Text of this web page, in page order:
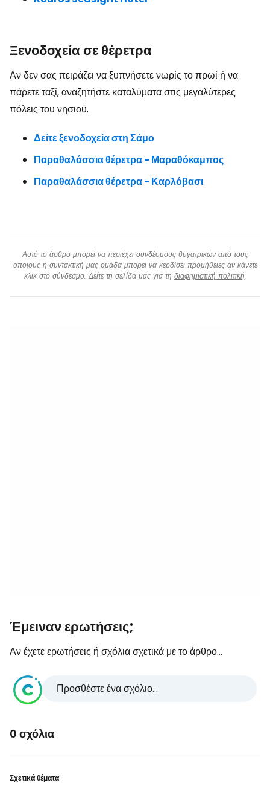
Ξενοδοχεία σε θέρετρα
Αν δεν σας πειράζει να ξυπνήσετε νωρίς το πρωί ή να
πάρετε ταξί, αναζητήστε καταλύματα στις μεγαλύτερες
πόλεις του νησιού.
Δείτε ξενοδοχεία στη Σάμο
Παραθαλάσσια θέρετρα- Μαραθόκαμπος
Παραθαλάσσια θέρετρα - Καρλόβασι
Αυτό το άρθρο μπορεί να περιέχει συνδέσμους θυγατρικών από τους
οποίους η συντακτική μας ομάδα μπορεί να κερδίσει προμήθειες αν κάνετε
κλικ στο σύνδεσμο. Δείτε τη σελίδα μας για τη διαφημιστική πολιτική.
Έμειναν ερωτήσεις;
Αν έχετε ερωτήσεις ή σχόλια σχετικά με το άρθρο...
Προσθέστε ένα σχόλιο...
0 σχόλια
Σχετικά θέματα